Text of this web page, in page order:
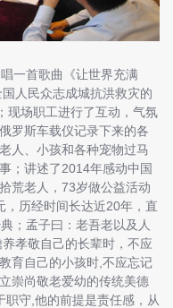
一首歌曲《让世界充满
人民众志成城抗洪救灾的
现场职工进行了互动，气氛
罗斯车载仪记录下来的各
人、小孩和各种宠物过马
；讲述了2014年感动中国
荒老人，73岁做公益活动
历经时间长达近20年，直
；孟子曰：老吾老以及人
孝敬自己的长辈时，不应
育自己的小孩时,不应忘记
崇尚敬老爱幼的传统美德
职守,他的前提是责任感，从